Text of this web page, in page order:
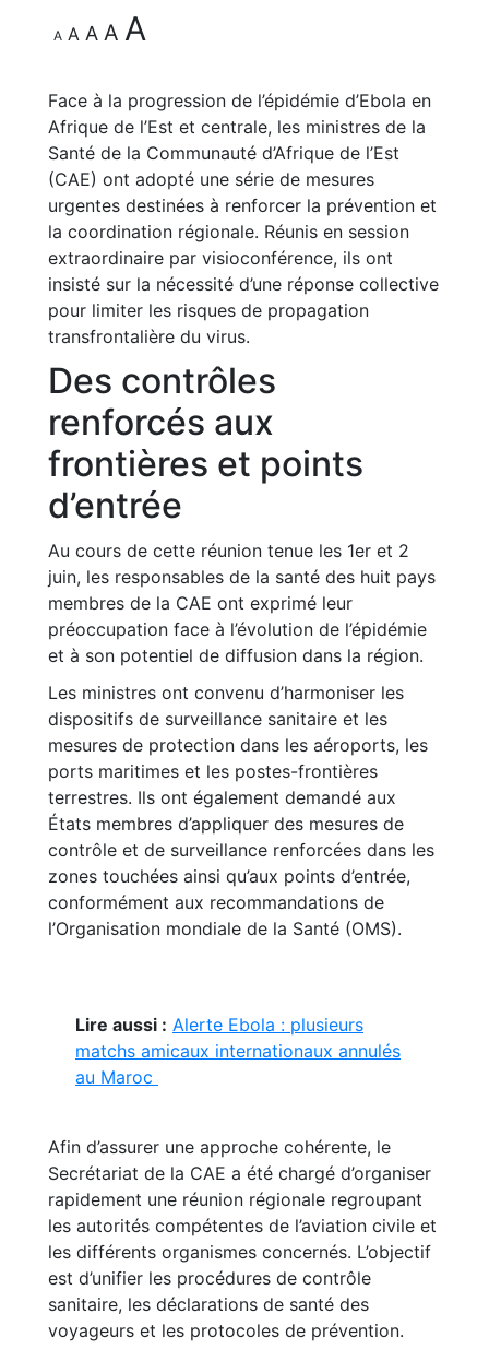
A A A A A
Face à la progression de l’épidémie d’Ebola en
Afrique de l’Est et centrale, les ministres de la
Santé de la Communauté d’Afrique de l’Est
(CAE) ont adopté une série de mesures
urgentes destinées à renforcer la prévention et
la coordination régionale. Réunis en session
extraordinaire par visioconférence, ils ont
insisté sur la nécessité d’une réponse collective
pour limiter les risques de propagation
transfrontalière du virus.
Des contrôles
renforcés aux
frontières et points
d’entrée
Au cours de cette réunion tenue les 1er et 2
juin, les responsables de la santé des huit pays
membres de la CAE ont exprimé leur
préoccupation face à l’évolution de l’épidémie
et à son potentiel de diffusion dans la région.
Les ministres ont convenu d’harmoniser les
dispositifs de surveillance sanitaire et les
mesures de protection dans les aéroports, les
ports maritimes et les postes-frontières
terrestres. Ils ont également demandé aux
États membres d’appliquer des mesures de
contrôle et de surveillance renforcées dans les
zones touchées ainsi qu’aux points d’entrée,
conformément aux recommandations de
l’Organisation mondiale de la Santé (OMS).
Lire aussi : Alerte Ebola : plusieurs
matchs amicaux internationaux annulés
au Maroc
Afin d’assurer une approche cohérente, le
Secrétariat de la CAE a été chargé d’organiser
rapidement une réunion régionale regroupant
les autorités compétentes de l’aviation civile et
les différents organismes concernés. L’objectif
est d’unifier les procédures de contrôle
sanitaire, les déclarations de santé des
voyageurs et les protocoles de prévention.